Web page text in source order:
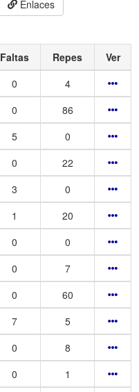
Enlaces
Faltas Repes
Ver
0
4
0
86
5
0
0
22
3
0
1
20
0
0
0
7
0
60
7
5
0
8
0
1